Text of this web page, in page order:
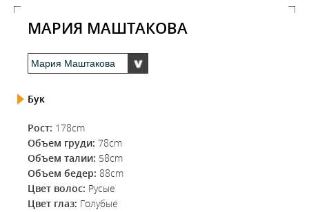
МАРИЯ МАШТАКОВА
Бук
Рост: 178cm
Объем груди: 78cm
Объем талии: 58cm
Объем бедер: 88cm
Цвет волос: Русые
Цвет глаз: Голубые